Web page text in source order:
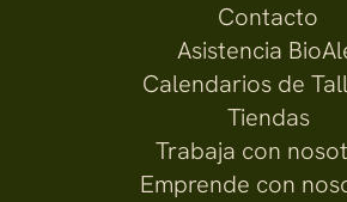
Contacto
Asistencia
Calendarios de
Tiendas
Trabaja con
Emprende con